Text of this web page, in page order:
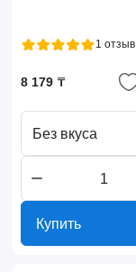
1 отзыв
8 179 ₸
Без вкуса
Купить